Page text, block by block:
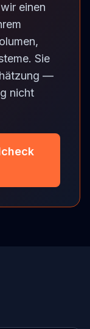
einen
Sie
—
nicht